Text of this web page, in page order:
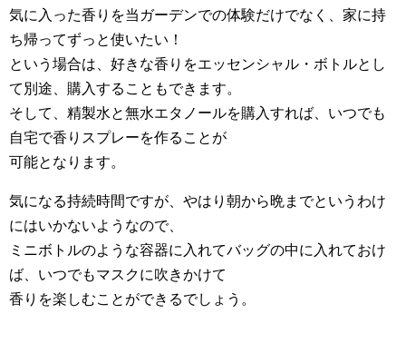
気に入った香りを当ガーデンでの体験だけでなく、家に持
ち帰ってずっと使いたい！
という場合は、好きな香りをエッセンシャル・ボトルとし
て別途、購入することもできます。
そして、精製水と無水エタノールを購入すれば、いつでも
自宅で香りスプレーを作ることが
可能となります。
気になる持続時間ですが、やはり朝から晩までというわけ
にはいかないようなので、
ミニボトルのような容器に入れてバッグの中に入れておけ
ば、いつでもマスクに吹きかけて
香りを楽しむことができるでしょう。